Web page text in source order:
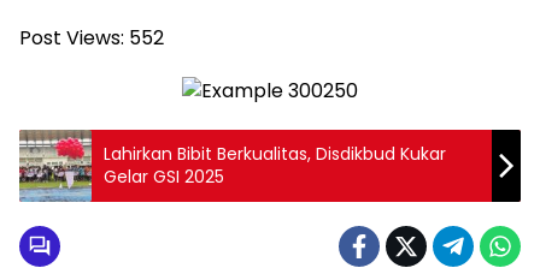
Post Views: 552
Lahirkan Bibit Berkualitas, Disdikbud Kukar
Gelar GSI 2025